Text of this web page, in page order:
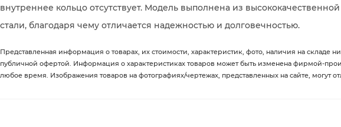
внутреннее кольцо отсутствует. Модель выполнена из
стали, благодаря чему отличается надежностью и долговечностью.
Представленная информация о товарах, их стоимости, характеристик, фото, наличия на складе
публичной офертой. Информация о характеристиках товаров может быть изменена фирмой-
любое время. Изображения товаров на фотографиях/чертежах, представленных на сайте, могут